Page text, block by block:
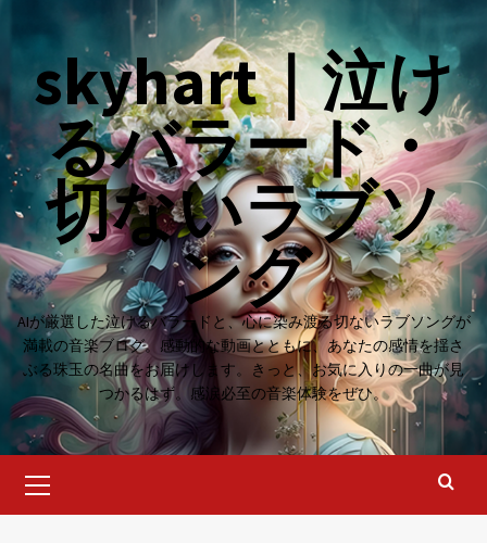
contentskyhart｜泣け
るバラード・
切ないラブソ
ング
AIが厳選した泣けるバラードと、心に染み渡る切ないラブソングが
満載の音楽ブログ。感動的な動画とともに、あなたの感情を揺さ
ぶる珠玉の名曲をお届けします。きっと、お気に入りの一曲が見
つかるはず。感涙必至の音楽体験をぜひ。
Menu